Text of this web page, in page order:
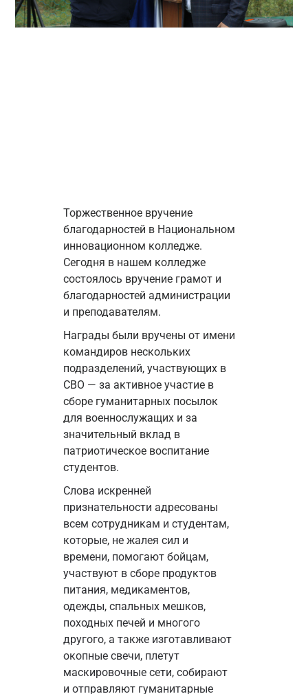
Торжественное вручение
благодарностей в Национальном
инновационном колледже.
Сегодня в нашем колледже
состоялось вручение грамот и
благодарностей администрации
и преподавателям.
Награды были вручены от имени
командиров нескольких
подразделений, участвующих в
СВО — за активное участие в
сборе гуманитарных посылок
для военнослужащих и за
значительный вклад в
патриотическое воспитание
студентов.
Слова искренней
признательности адресованы
всем сотрудникам и студентам,
которые, не жалея сил и
времени, помогают бойцам,
участвуют в сборе продуктов
питания, медикаментов,
одежды, спальных мешков,
походных печей и многого
другого, а также изготавливают
окопные свечи, плетут
маскировочные сети, собирают
и отправляют гуманитарные